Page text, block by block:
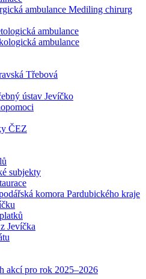
ambulance Mediling chirurg
ambulance
ambulance
Třebová
ústav Jevíčko
ČEZ
subjekty
komora Pardubického kraje
Jevíčka
akcí pro rok 2025–2026